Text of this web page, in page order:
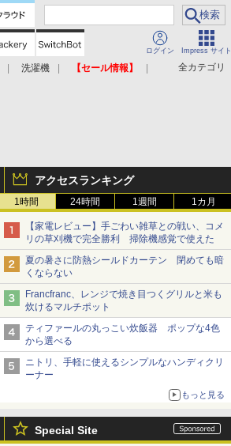
ログイン Impress サイト
全カテゴリ
洗濯機
【セール情報】
アクセスランキング
1時間 24時間 1週間 1カ月
【家電レビュー】手ごわい雑草との戦い、コメ
リの草刈機で完全勝利 掃除機感覚で使えた
夏の暑さに防熱シールドカーテン 閉めても暗
くならない
Francfranc、レンジで焼き目つくグリルと米も
炊けるマルチポット
ティファールの丸っこい炊飯器 ポップな4色
から選べる
ニトリ、手軽に使えるシンプルなハンディクリ
ーナー
もっと見る
Special Site